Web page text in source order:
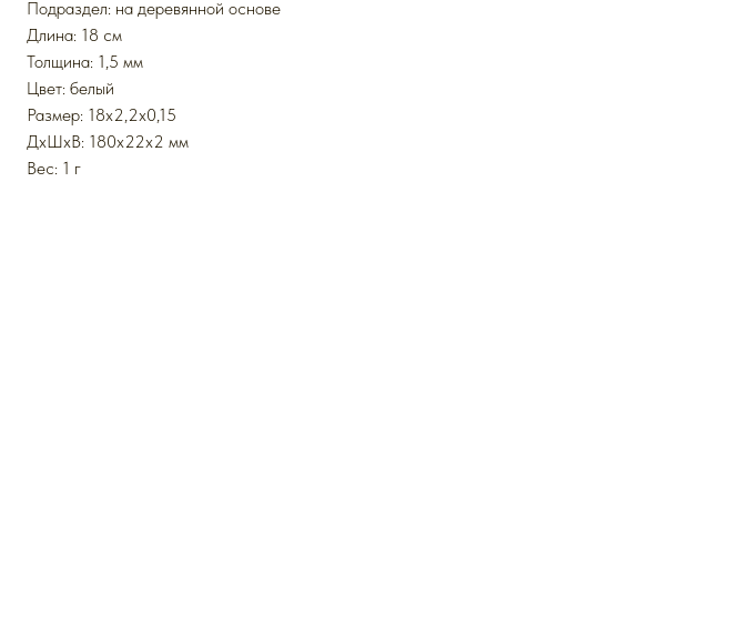
Подраздел: на деревянной основе
Длина: 18 см
Толщина: 1,5 мм
Цвет: белый
Размер: 18x2,2x0,15
ДxШxВ: 180x22x2 мм
Вес: 1 г